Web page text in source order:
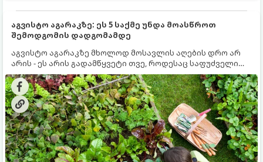
აგვისტო აგარაკზე: ეს 5 საქმე უნდა მოასწროთ
შემოდგომის დადგომამდე
აგვისტო აგარაკზე მხოლოდ მოსავლის აღების დრო არ
არის - ეს არის გადამწყვეტი თვე, როდესაც საფუძველი
ეყრება მომავალი წლის მოსავალს და ბაღი მზადდება
შემოდგომა-ზამთრის სეზონისთვის. იმისათვის, რომ
ნიადაგმა ენერგია აღიდგინოს, ხოლო მცენარეებმა
ზამთარს გაუძლონ, აგვისტოს ბოლომდე 5
მნიშვნელოვანი საქმის გაკეთება უნდა მოასწროთ: